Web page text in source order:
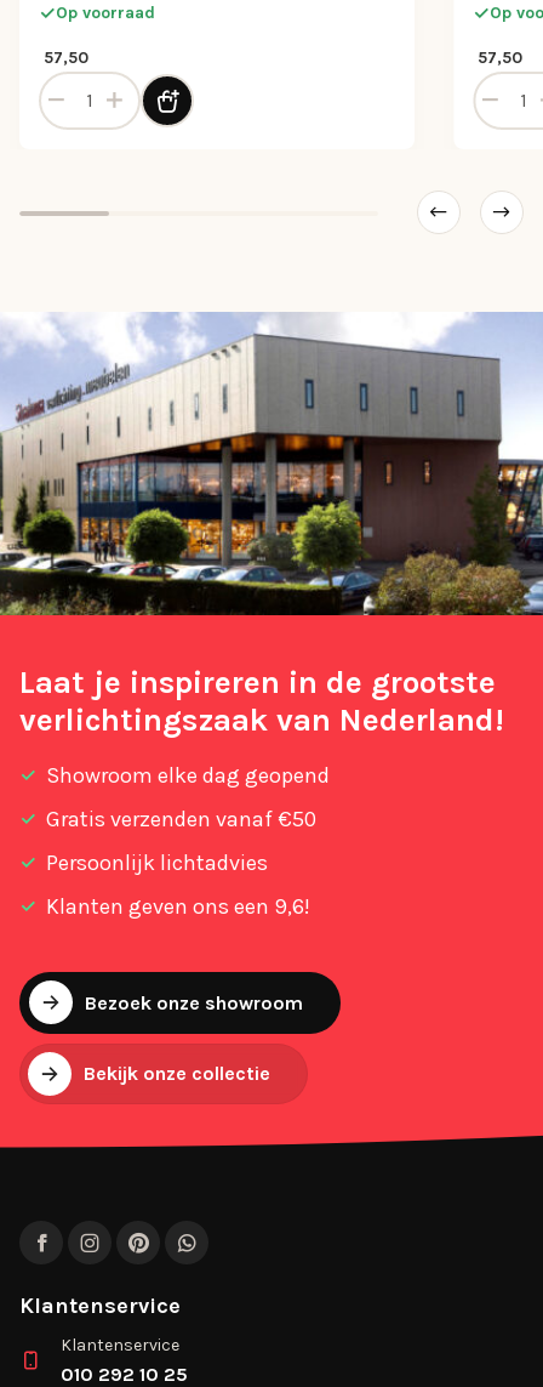
Op voorraad
57,50
Verstelbare tafellamp touchy zwart dimbaar aantal
Op
57,50
Laat je inspireren in de grootste
verlichtingszaak van Nederland!
Showroom elke dag geopend
Gratis verzenden vanaf €50
Persoonlijk lichtadvies
Klanten geven ons een 9,6!
Bezoek onze showroom
Bekijk onze collectie
FacebookInstagram
PinterestWhatsApp
Klantenservice
Klantenservice
010 292 10 25